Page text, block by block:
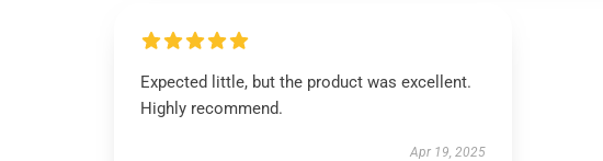
Expected little, but the product was excellent.
Highly recommend.
Apr 19, 2025